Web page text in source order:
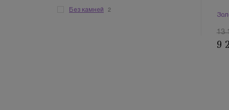
Без камней 2
13
9